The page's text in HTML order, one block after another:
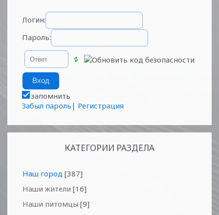
Логин:
Пароль:
запомнить
Забыл пароль | Регистрация
КАТЕГОРИИ РАЗДЕЛА
Наш город [387]
Наши жители [16]
Наши питомцы [9]